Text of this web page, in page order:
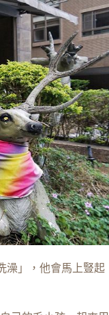
澡」，他會馬上豎起